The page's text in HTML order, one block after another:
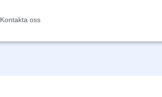
Kontakta oss